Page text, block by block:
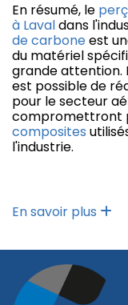
En résumé, le
à Lavaldans
de carboneest
du matériel
grande attention.
est possible de
pour le secteur
compromettront
composites
l'industrie.
En savoir plus